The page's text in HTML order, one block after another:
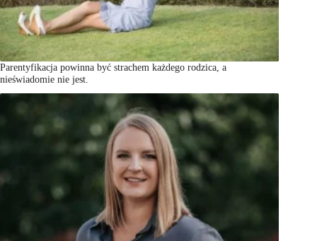
Parentyfikacja powinna być strachem każdego rodzica, a
nieświadomie nie jest.